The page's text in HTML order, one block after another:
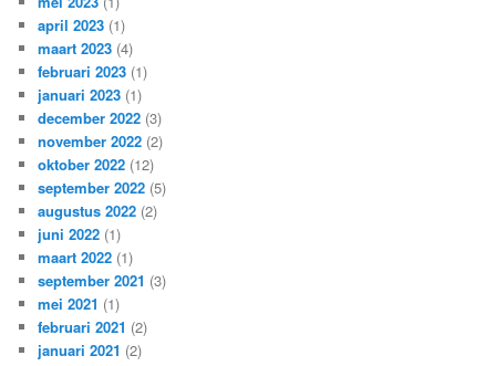
april 2023 (1)
maart 2023 (4)
februari 2023 (1)
januari 2023 (1)
december 2022 (3)
november 2022 (2)
oktober 2022 (12)
september 2022 (5)
augustus 2022 (2)
juni 2022 (1)
maart 2022 (1)
september 2021 (3)
mei 2021 (1)
februari 2021 (2)
januari 2021 (2)